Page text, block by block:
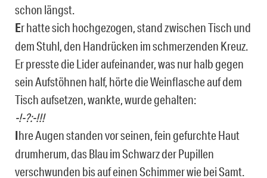
schon längst.
Er hatte sich hochgezogen, stand zwischen Tisch und
dem Stuhl, den Handrücken im schmerzenden Kreuz.
Er presste die Lider aufeinander, was nur halb gegen
sein Aufstöhnen half, hörte die Weinflasche auf dem
Tisch aufsetzen, wankte, wurde gehalten:
-!-?:-!!!
Ihre Augen standen vor seinen, fein gefurchte Haut
drumherum, das Blau im Schwarz der Pupillen
verschwunden bis auf einen Schimmer wie bei Samt.